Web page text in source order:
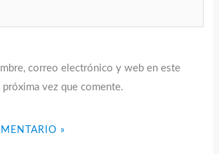
correo electrónico y web en este
próxima vez que comente.